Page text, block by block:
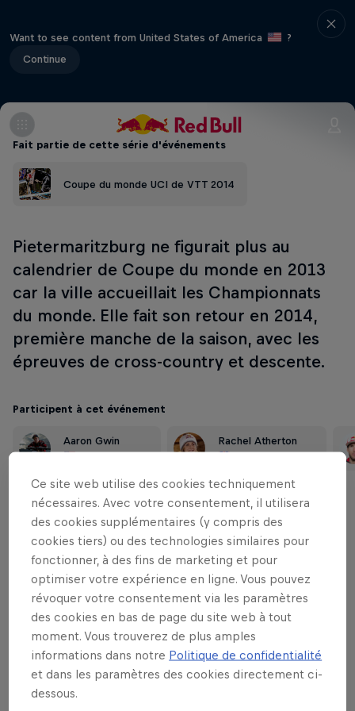
Want to see content from United States of America
?
Continue
Fait partie de cette série d'événements
Coupe du monde UCI de VTT 2014
Pietermaritzburg ne figurait plus au
calendrier de Coupe du monde en 2013
car la ville accueillait les Championnats
du monde. Elle fait son retour en 2014,
première manche de la saison, avec les
épreuves de cross-country et descente.
Participent à cet événement
Aaron Gwin
United States
Rachel Atherton
United Kingdom
Ce site web utilise des cookies techniquement
nécessaires. Avec votre consentement, il utilisera
des cookies supplémentaires (y compris des
cookies tiers) ou des technologies similaires pour
fonctionner, à des fins de marketing et pour
optimiser votre expérience en ligne. Vous pouvez
révoquer votre consentement via les paramètres
des cookies en bas de page du site web à tout
moment. Vous trouverez de plus amples
informations dans notre Politique de confidentialité
et dans les paramètres des cookies directement ci-
dessous.